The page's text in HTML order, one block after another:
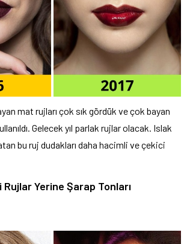
mat rujları çok sık gördük ve çok bayan
Gelecek yıl parlak rujlar olacak. Islak
bu ruj dudakları daha hacimli ve çekici
Yerine Şarap Tonları